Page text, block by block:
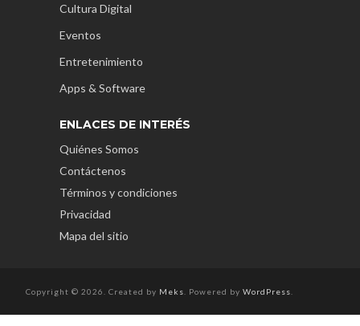
Cultura Digital
Eventos
Entretenimiento
Apps & Software
ENLACES DE INTERÉS
Quiénes Somos
Contáctenos
Términos y condiciones
Privacidad
Mapa del sitio
Copyright © 2026. Created by Meks . Powered by WordPress